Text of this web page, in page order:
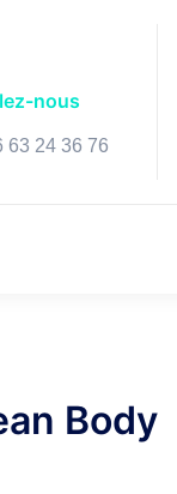
nous
63 24 36 76
Body